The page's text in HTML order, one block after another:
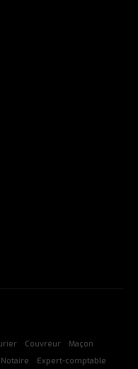
Couvreur
Maçon
Notaire
Expert-comptable